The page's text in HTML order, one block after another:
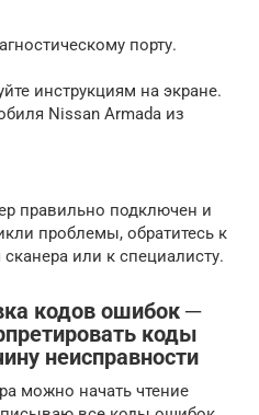
порту.
инструкциям на экране.
Nissan Armada из
правильно подключен и
проблемы, обратитесь к
или к специалисту.
кодов ошибок ─
коды
неисправности
можно начать чтение